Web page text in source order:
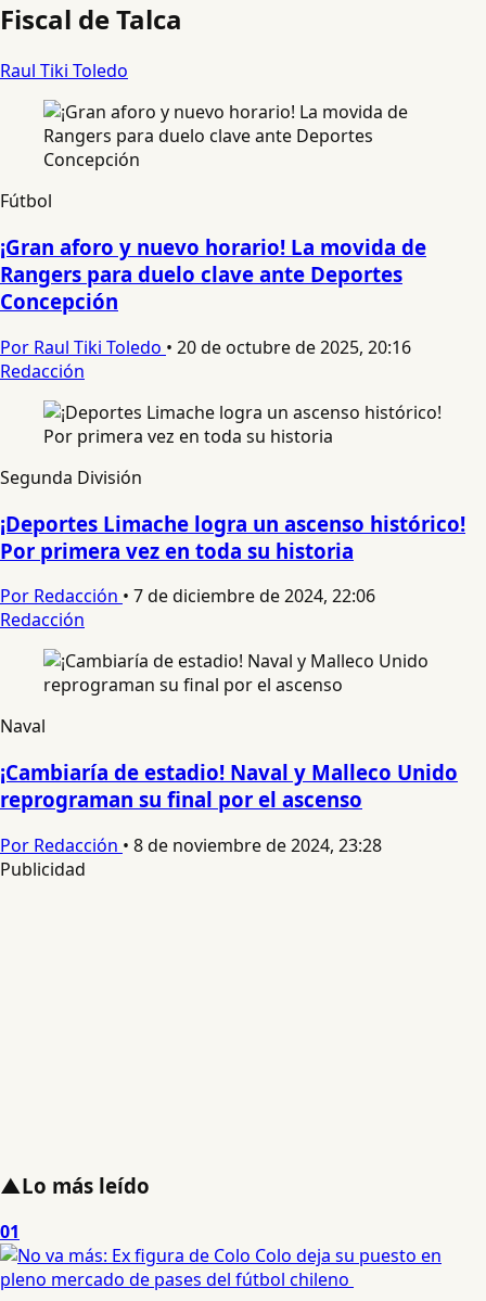
Fiscal de Talca
Raul Tiki Toledo
Fútbol
¡Gran aforo y nuevo horario! La movida de
Rangers para duelo clave ante Deportes
Concepción
Por Raul Tiki Toledo • 20 de octubre de 2025, 20:16
Redacción
Segunda División
¡Deportes Limache logra un ascenso histórico!
Por primera vez en toda su historia
Por Redacción • 7 de diciembre de 2024, 22:06
Redacción
Naval
¡Cambiaría de estadio! Naval y Malleco Unido
reprograman su final por el ascenso
Por Redacción • 8 de noviembre de 2024, 23:28
Publicidad
▲Lo más leído
01